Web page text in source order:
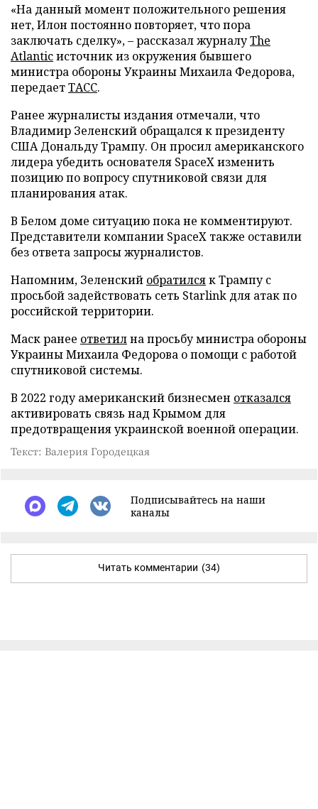
«На данный момент положительного решения
нет, Илон постоянно повторяет, что пора
заключать сделку», – рассказал журналуThe
Atlanticисточник из окружения бывшего
министра обороны Украины Михаила Федорова,
передаетТАСС.
Ранее журналисты издания отмечали, что
Владимир Зеленский обращался к президенту
США Дональду Трампу. Он просил американского
лидера убедить основателя SpaceX изменить
позицию по вопросу спутниковой связи для
планирования атак.
В Белом доме ситуацию пока не комментируют.
Представители компании SpaceX также оставили
без ответа запросы журналистов.
Напомним, Зеленский обратилсяк Трампу с
просьбой задействовать сеть Starlink для атак по
российской территории.
Маск ранее ответилна просьбу министра обороны
Украины Михаила Федорова о помощи с работой
спутниковой системы.
В 2022 году американский бизнесмен отказался
активировать связь над Крымом для
предотвращения украинской военной операции.
Текст: Валерия Городецкая
Подписывайтесь на наши
каналы
Читать комментарии (34)